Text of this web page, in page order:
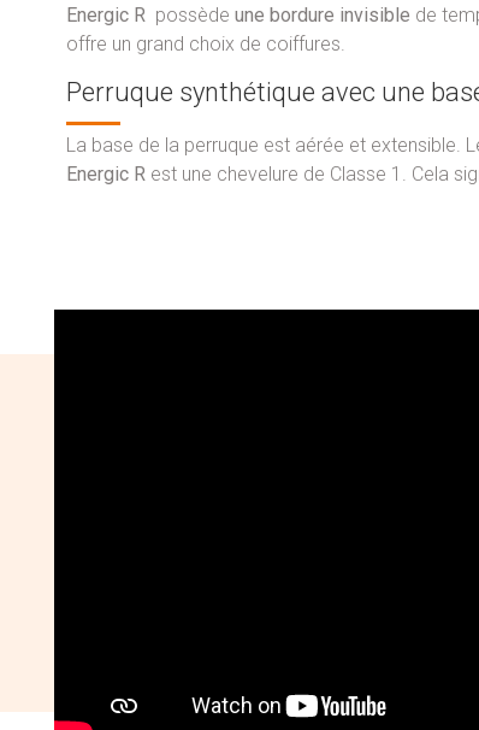
Energic R possède une bordure invisible de
offre un grand choix de coiffures.
Perruque synthétique avec une
La base de la perruque est aérée et extensible.
Energic R est une chevelure de Classe 1. Cela